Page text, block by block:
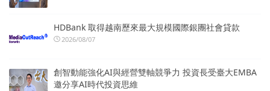
HDBank 取得越南歷來最大規模國際銀團社會貸款
2026/08/07
創智動能強化AI與經營雙軸競爭力 投資長受臺大EMBA
邀分享AI時代投資思維